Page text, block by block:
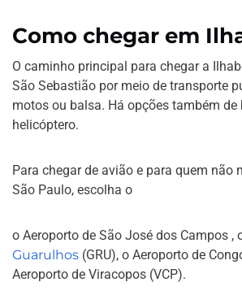
Como chegar em
O caminho principal para chegar a
São Sebastião por meio de transporte
motos ou balsa. Há opções também de
helicóptero.
Para chegar de avião e para quem não
São Paulo, escolha o
o Aeroporto de São José dos Campos ,
Guarulhos (GRU), o Aeroporto de
Aeroporto de Viracopos (VCP).